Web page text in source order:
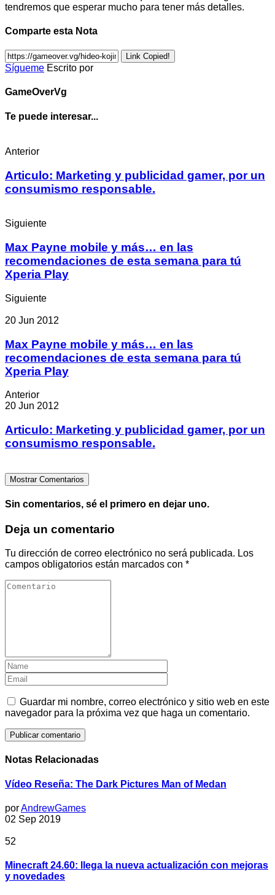
tendremos que esperar mucho para tener más detalles.
Comparte esta Nota
Link Copied!
Sígueme Escrito por
GameOverVg
Te puede interesar...
Anterior
Articulo: Marketing y publicidad gamer, por un
consumismo responsable.
Siguiente
Max Payne mobile y más… en las
recomendaciones de esta semana para tú
Xperia Play
Siguiente
20 Jun 2012
Max Payne mobile y más… en las
recomendaciones de esta semana para tú
Xperia Play
Anterior
20 Jun 2012
Articulo: Marketing y publicidad gamer, por un
consumismo responsable.
Mostrar Comentarios
Sin comentarios, sé el primero en dejar uno.
Deja un comentario
Tu dirección de correo electrónico no será publicada. Los
campos obligatorios están marcados con *
Guardar mi nombre, correo electrónico y sitio web en este
navegador para la próxima vez que haga un comentario.
Notas Relacionadas
Vídeo Reseña: The Dark Pictures Man of Medan
porAndrewGames
02 Sep 2019
52
Minecraft 24.60: llega la nueva actualización con mejoras
y novedades